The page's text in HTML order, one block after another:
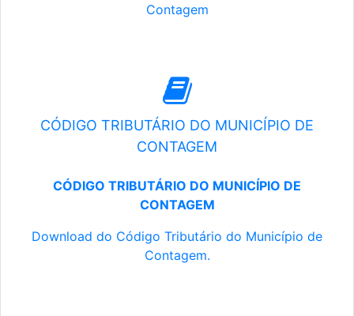
Contagem
CÓDIGO TRIBUTÁRIO DO MUNICÍPIO DE
CONTAGEM
CÓDIGO TRIBUTÁRIO DO MUNICÍPIO DE
CONTAGEM
Download do Código Tributário do Município de
Contagem.